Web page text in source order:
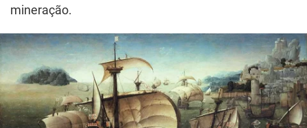
mineração.